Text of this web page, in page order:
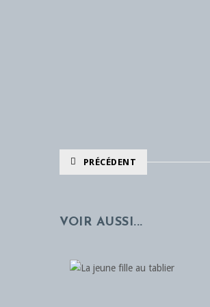
PRÉCÉDENT
VOIR AUSSI...